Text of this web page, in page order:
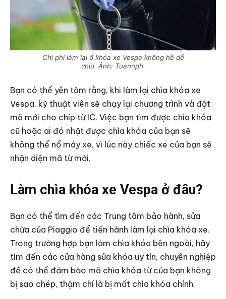
Chi phí làm lại ổ khóa xe Vespa không hề dễ
chịu. Ảnh: Tuannph.
Bạn có thể yên tâm rằng, khi làm lại chìa khóa xe
Vespa, kỹ thuật viên sẽ chạy lại chương trình và đặt
mã mới cho chíp từ IC. Việc bạn tìm được chìa khóa
cũ hoặc ai đó nhặt được chìa khóa của bạn sẽ
không thể nổ máy xe, vì lúc này chiếc xe của bạn sẽ
nhận diện mã từ mới.
Làm chìa khóa xe Vespa ở đâu?
Bạn có thể tìm đến các Trung tâm bảo hành, sửa
chữa của Piaggio để tiến hành làm lại chìa khóa xe.
Trong trường hợp bạn làm chìa khóa bên ngoài, hãy
tìm đến các cửa hàng sửa khóa uy tín, chuyên nghiệp
để có thể đảm bảo mã chìa khóa từ của bạn không
bị sao chép, thậm chí là bị mất chìa khóa chính.